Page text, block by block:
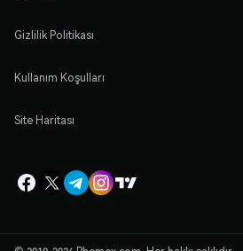
Gizlilik Politikası
Kullanım Koşulları
Site Haritası